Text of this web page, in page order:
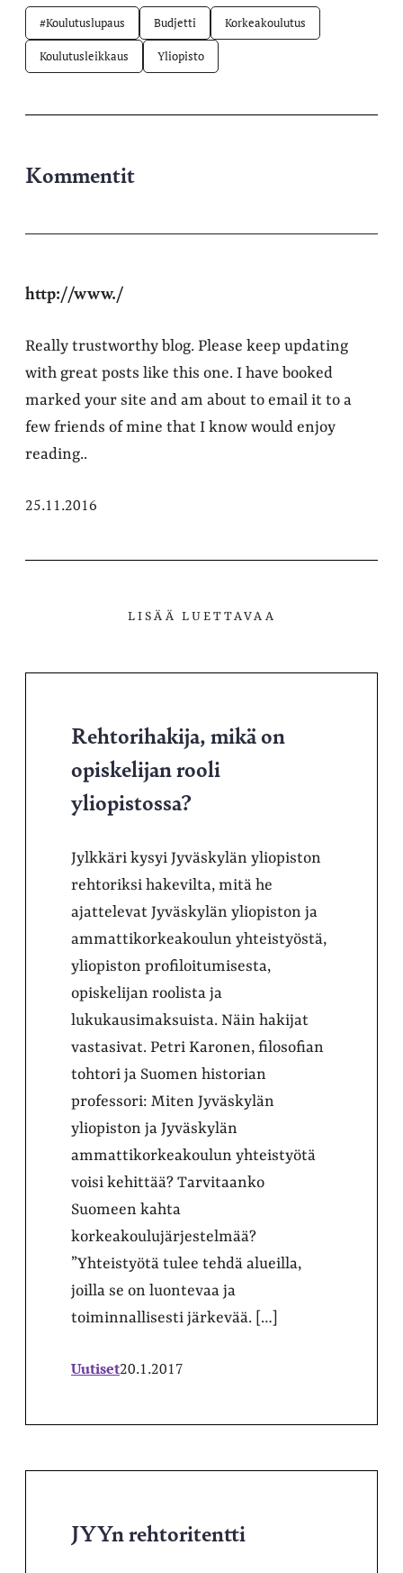
#Koulutuslupaus Budjetti Korkeakoulutus
Koulutusleikkaus Yliopisto
Kommentit
http://www./
Really trustworthy blog. Please keep updating
with great posts like this one. I have booked
marked your site and am about to email it to a
few friends of mine that I know would enjoy
reading..
25.11.2016
LISÄÄ LUETTAVAA
Rehtorihakija, mikä on
opiskelijan rooli
yliopistossa?
Jylkkäri kysyi Jyväskylän yliopiston
rehtoriksi hakevilta, mitä he
ajattelevat Jyväskylän yliopiston ja
ammattikorkeakoulun yhteistyöstä,
yliopiston profiloitumisesta,
opiskelijan roolista ja
lukukausimaksuista. Näin hakijat
vastasivat. Petri Karonen, filosofian
tohtori ja Suomen historian
professori: Miten Jyväskylän
yliopiston ja Jyväskylän
ammattikorkeakoulun yhteistyötä
voisi kehittää? Tarvitaanko
Suomeen kahta
korkeakoulujärjestelmää?
”Yhteistyötä tulee tehdä alueilla,
joilla se on luontevaa ja
toiminnallisesti järkevää. […]
Uutiset20.1.2017
JYYn rehtoritentti